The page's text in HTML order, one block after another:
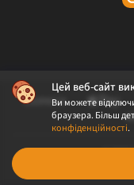
Цей веб-сайт
Ви можете
браузера. Більш
конфіденційності.
© 2026
Політика